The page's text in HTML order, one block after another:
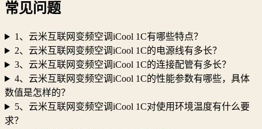
常见问题
1、云米互联网变频空调iCool 1C有哪些特点？
2、云米互联网变频空调iCool 1C的电源线有多长？
3、云米互联网变频空调iCool 1C的连接配管有多长？
4、云米互联网变频空调iCool 1C的性能参数有哪些，具体
数值是怎样的？
5、云米互联网变频空调iCool 1C对使用环境温度有什么要
求？